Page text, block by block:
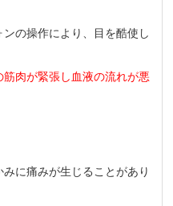
の操作により、目を酷使し
肉が緊張し血液の流れが悪
に痛みが生じることがあり